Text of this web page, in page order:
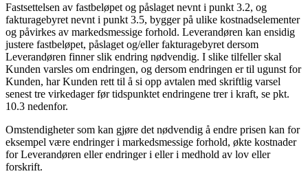
Fastsettelsen av fastbeløpet og påslaget nevnt i punkt 3.2, og
fakturagebyret nevnt i punkt 3.5, bygger på ulike kostnadselementer
og påvirkes av markedsmessige forhold. Leverandøren kan ensidig
justere fastbeløpet, påslaget og/eller fakturagebyret dersom
Leverandøren finner slik endring nødvendig. I slike tilfeller skal
Kunden varsles om endringen, og dersom endringen er til ugunst for
Kunden, har Kunden rett til å si opp avtalen med skriftlig varsel
senest tre virkedager før tidspunktet endringene trer i kraft, se pkt.
10.3 nedenfor.
Omstendigheter som kan gjøre det nødvendig å endre prisen kan for
eksempel være endringer i markedsmessige forhold, økte kostnader
for Leverandøren eller endringer i eller i medhold av lov eller
forskrift.